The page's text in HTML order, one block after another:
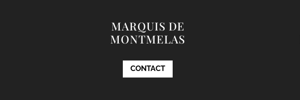
MARQUIS DE
MONTMELAS
CONTACT